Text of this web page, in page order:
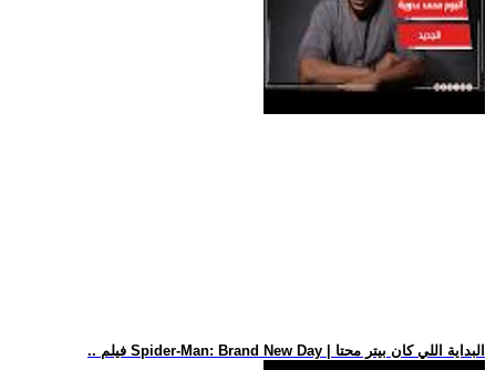
.. فيلم Spider-Man: Brand New Day | البداية اللي كان بيتر محتا